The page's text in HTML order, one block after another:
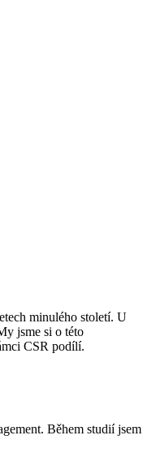
minulého století. U
jsme si o této
CSR podílí.
Během studií jsem